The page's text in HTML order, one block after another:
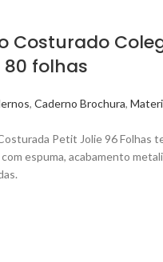
Costurado
folhas
, Caderno Brochura,
Petit Jolie 96 Folhas
espuma, acabamento